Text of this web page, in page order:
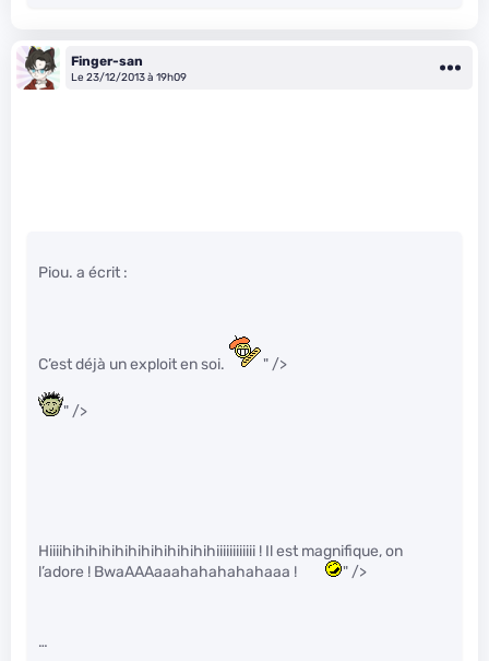
Finger-san
Le 23/12/2013 à 19h09
Piou. a écrit :
C’est déjà un exploit en soi. " />
" />
Hiiiihihihihihihihihihihihihiiiiiiiiiiii ! Il est magnifique, on
l’adore ! BwaAAAaaahahahahahaaa !
" />
…